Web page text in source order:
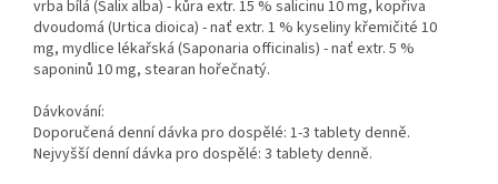
vrba bílá (Salix alba) - kůra extr. 15 % salicinu 10 mg, kopřiva
dvoudomá (Urtica dioica) - nať extr. 1 % kyseliny křemičité 10
mg, mydlice lékařská (Saponaria officinalis) - nať extr. 5 %
saponinů 10 mg, stearan hořečnatý.
Dávkování:
Doporučená denní dávka pro dospělé: 1-3 tablety denně.
Nejvyšší denní dávka pro dospělé: 3 tablety denně.